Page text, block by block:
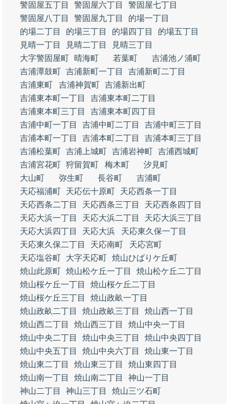
警固屋五丁目
警固屋六丁目
警固屋七丁目
警固屋八丁目
警固屋九丁目
的場一丁目
的場二丁目
的場三丁目 的場四丁目
的場五丁目
見晴一丁目
見晴二丁目
見晴三丁目
大字警固屋町
晴海町 若葉町
吉浦池ノ浦町
吉浦潭鼓町 吉浦新町一丁目
吉浦新町二丁目
吉浦東町
吉浦神賀町 吉浦新出町
吉浦東本町一丁目
吉浦東本町二丁目
吉浦東本町三丁目
吉浦東本町四丁目
吉浦中町一丁目
吉浦中町二丁目
吉浦中町三丁目
吉浦本町一丁目
吉浦本町二丁目
吉浦本町三丁目
吉浦松葉町 吉浦上城町 吉浦岩神町 吉浦西城町
吉浦宮花町 狩留賀町 梅木町
汐見町
大山町
弥生町 長谷町
吉浦町
天応福浦町
天応伝十原町
天応西条一丁目
天応西条二丁目
天応西条三丁目
天応西条四丁目
天応大浜一丁目
天応大浜二丁目
天応大浜三丁目
天応大浜四丁目
天応大浜
天応東久保一丁目
天応東久保二丁目
天応南町
天応宮町
天応塩谷町
大字天応町 焼山ひばりケ丘町
焼山此原町 焼山松ケ丘一丁目
焼山松ケ丘二丁目
焼山桜ケ丘一丁目
焼山桜ケ丘二丁目
焼山桜ケ丘三丁目
焼山政畝一丁目
焼山政畝二丁目
焼山政畝三丁目
焼山西一丁目
焼山西二丁目
焼山西三丁目
焼山中央一丁目
焼山中央二丁目
焼山中央三丁目
焼山中央四丁目
焼山中央五丁目
焼山中央六丁目
焼山東一丁目
焼山東二丁目
焼山東三丁目
焼山東四丁目
焼山南一丁目
焼山南二丁目
神山一丁目
神山二丁目
神山三丁目
焼山三ツ石町